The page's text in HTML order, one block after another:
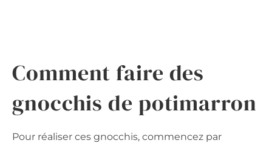
Comment faire des
gnocchis de potimarron
Pour réaliser ces gnocchis, commencez par